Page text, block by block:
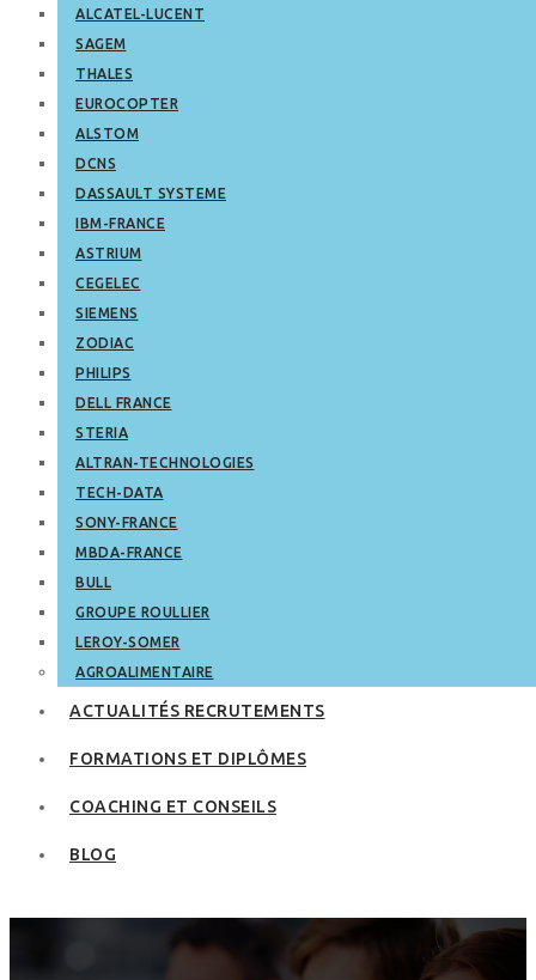
ALCATEL-LUCENT
SAGEM
THALES
EUROCOPTER
ALSTOM
DCNS
DASSAULT SYSTEME
IBM-FRANCE
ASTRIUM
CEGELEC
SIEMENS
ZODIAC
PHILIPS
DELL FRANCE
STERIA
ALTRAN-TECHNOLOGIES
TECH-DATA
SONY-FRANCE
MBDA-FRANCE
BULL
GROUPE ROULLIER
LEROY-SOMER
AGROALIMENTAIRE
ACTUALITÉS RECRUTEMENTS
FORMATIONS ET DIPLÔMES
COACHING ET CONSEILS
BLOG